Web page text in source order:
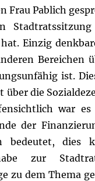
Frau Pablich
Einzig
Bereichen
ist.
über die
war
der
bedeutet,
zur
zu dem Thema